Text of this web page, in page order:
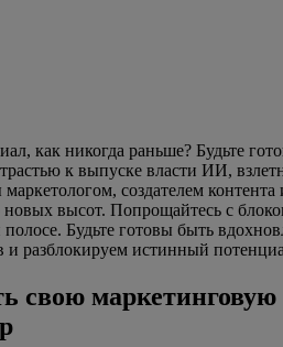
как никогда раньше? Будьте
к выпуске власти ИИ,
создателем
высот. Попрощайтесь с
Будьте готовы быть
и разблокируем истинный
свою